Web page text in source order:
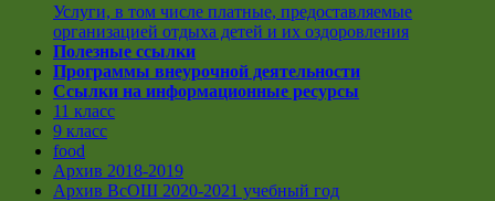
Услуги, в том числе платные, предоставляемые
организацией отдыха детей и их оздоровления
Полезные ссылки
Программы внеурочной деятельности
Ссылки на информационные ресурсы
11 класс
9 класс
food
Архив 2018-2019
Архив ВсОШ 2020-2021 учебный год